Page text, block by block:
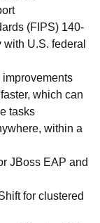
(FIPS) 140-
U.S. federal
which can
tasks
within a
JBoss EAP and
for clustered